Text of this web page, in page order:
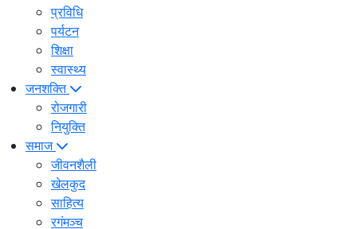
प्रविधि
पर्यटन
शिक्षा
स्वास्थ्य
जनशक्ति
रोजगारी
नियुक्ति
समाज
जीवनशैली
खेलकुद
साहित्य
रगंमञ्च